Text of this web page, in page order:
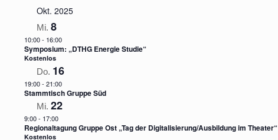
date.
Okt. 2025
Mi. 8
10:00- 16:00
Symposium: „DTHG Energie Studie“
Kostenlos
Do. 16
19:00- 21:00
Stammtisch Gruppe Süd
Mi. 22
9:00- 17:00
Regionaltagung Gruppe Ost „Tag der Digitalisierung/Ausbildung im Theater“
Kostenlos